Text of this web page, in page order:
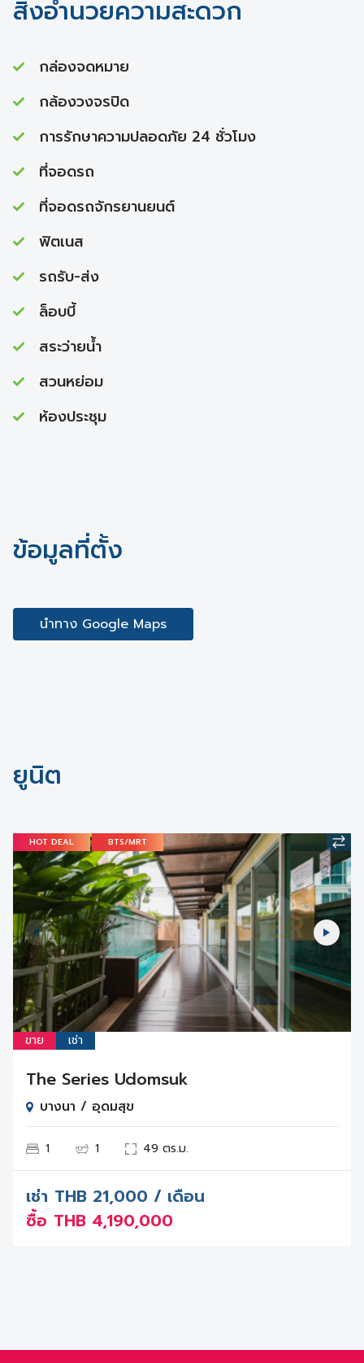
สิ่งอำนวยความสะดวก
กล่องจดหมาย
กล้องวงจรปิด
การรักษาความปลอดภัย 24 ชั่วโมง
ที่จอดรถ
ที่จอดรถจักรยานยนต์
ฟิตเนส
รถรับ-ส่ง
ล็อบบี้
สระว่ายนํ้า
สวนหย่อม
ห้องประชุม
ข้อมูลที่ตั้ง
นำทาง Google Maps
ยูนิต
HOT DEAL BTS/MRT
ขาย เช่า
The Series Udomsuk
บางนา / อุดมสุข
1 1 49 ตร.ม.
เช่า THB 21,000 / เดือน
ซื้อ THB 4,190,000